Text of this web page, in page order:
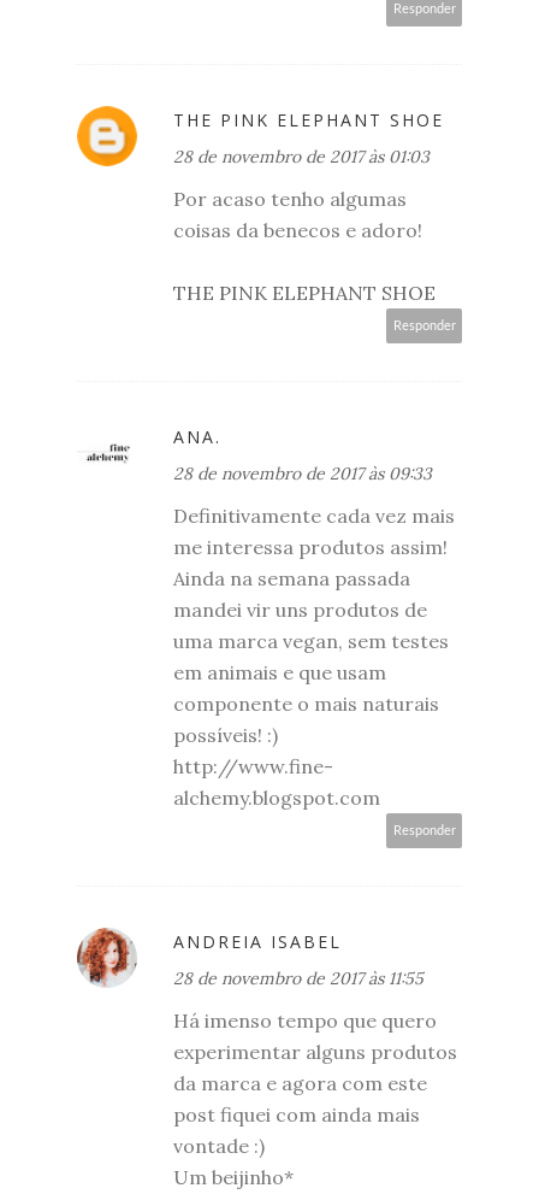
Responder
THE PINK ELEPHANT SHOE
28 de novembro de 2017 às 01:03
Por acaso tenho algumas
coisas da benecos e adoro!
THE PINK ELEPHANT SHOE
Responder
ANA.
28 de novembro de 2017 às 09:33
Definitivamente cada vez mais
me interessa produtos assim!
Ainda na semana passada
mandei vir uns produtos de
uma marca vegan, sem testes
em animais e que usam
componente o mais naturais
possíveis! :)
http://www.fine-
alchemy.blogspot.com
Responder
ANDREIA ISABEL
28 de novembro de 2017 às 11:55
Há imenso tempo que quero
experimentar alguns produtos
da marca e agora com este
post fiquei com ainda mais
vontade :)
Um beijinho*